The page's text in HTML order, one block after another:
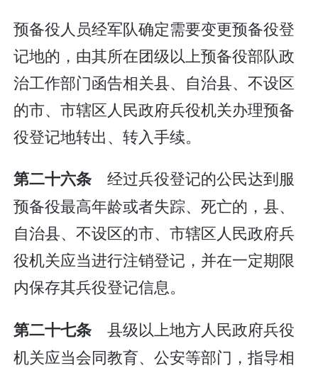
预备役人员经军队确定需要变更预备役登
记地的，由其所在团级以上预备役部队政
治工作部门函告相关县、自治县、不设区
的市、市辖区人民政府兵役机关办理预备
役登记地转出、转入手续。
第二十六条经过兵役登记的公民达到服
预备役最高年龄或者失踪、死亡的，县、
自治县、不设区的市、市辖区人民政府兵
役机关应当进行注销登记，并在一定期限
内保存其兵役登记信息。
第二十七条县级以上地方人民政府兵役
机关应当会同教育、公安等部门，指导相